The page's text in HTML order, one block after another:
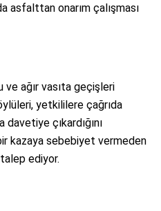
asfalttan onarım çalışması
ağır vasıta geçişleri
yetkililere çağrıda
çıkardığını
kazaya sebebiyet vermeden
talep ediyor.